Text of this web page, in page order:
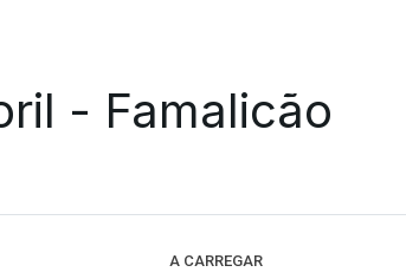
- Famalicão
A CARREGAR